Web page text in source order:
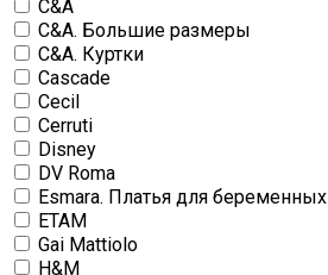
C&A
C&A. Большие размеры
C&A. Куртки
Cascade
Cecil
Cerruti
Disney
DV Roma
Esmara. Платья для беременных
ETAM
Gai Mattiolo
H&M